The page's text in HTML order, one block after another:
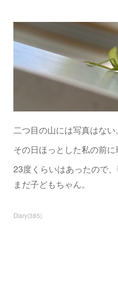
二つ目の山には写真はない
その日ほっとした私の前に
23度くらいはあったので
まだ子どもちゃん。
Diary(385)